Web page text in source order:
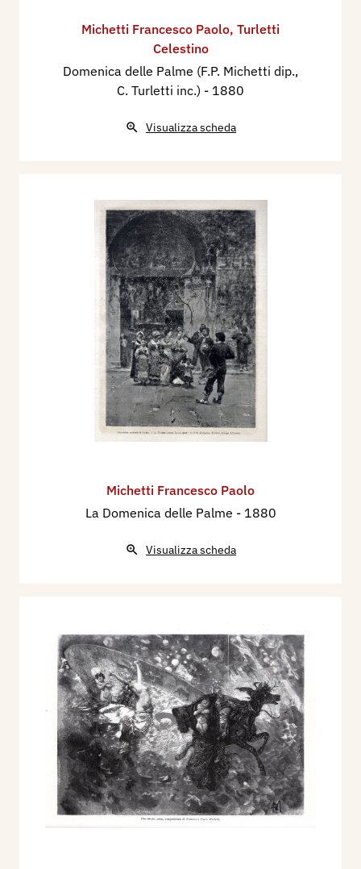
Michetti Francesco Paolo, Turletti
Celestino
Domenica delle Palme (F.P. Michetti dip.,
C. Turletti inc.) - 1880
Visualizza scheda
Michetti Francesco Paolo
La Domenica delle Palme - 1880
Visualizza scheda